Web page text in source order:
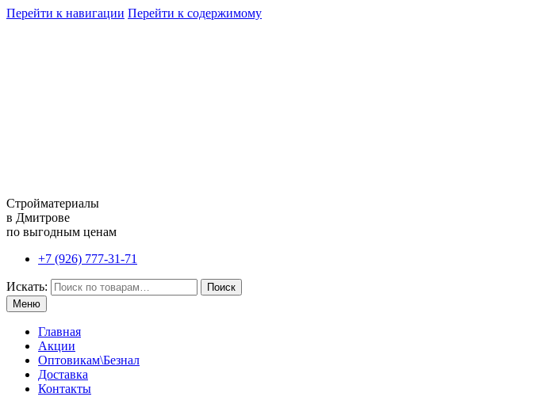
Перейти к навигации Перейти к содержимому
Стройматериалы
в Дмитрове
по выгодным ценам
+7 (926) 777-31-71
Искать:
Поиск
Меню
Главная
Акции
Оптовикам\Безнал
Доставка
Контакты